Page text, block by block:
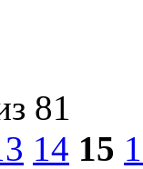
81
14 15